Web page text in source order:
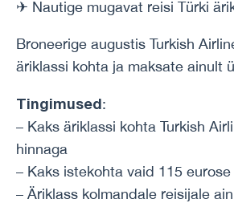
✈ Nautige mugavat reisi Türki
Broneerige augustis Turkish
äriklassi kohta ja maksate ainult
Tingimused:
– Kaks äriklassi kohta Turkish
hinnaga
– Kaks istekohta vaid 115
– Äriklass kolmandale reisijale